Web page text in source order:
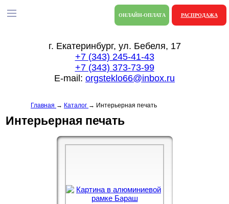
ОНЛАЙН-ОПЛАТА РАСПРОДАЖА
г. Екатеринбург, ул. Бебеля, 17
+7 (343) 245-41-43
+7 (343) 373-73-99
E-mail: orgsteklo66@inbox.ru
Главная → Каталог → Интерьерная печать
Интерьерная печать